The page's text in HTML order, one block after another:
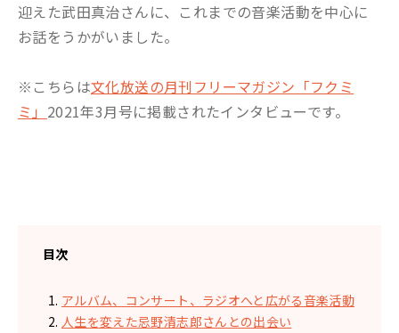
迎えた武田真治さんに、これまでの音楽活動を中心に
お話をうかがいました。
※こちらは文化放送の月刊フリーマガジン「フクミ
ミ」 2021年3月号に掲載されたインタビューです。
目次
アルバム、コンサート、ラジオへと広がる音楽活動
人生を変えた忌野清志郎さんとの出会い